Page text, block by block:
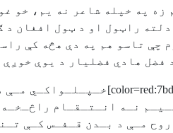
زه په خپله شاعر نه يم، خو
راټول او د ټول افغان
چې تاسو هم په دې هڅه کې
فضل هادي فضليار د يوې
نـه انـتـقـام
روح مـې د بـدن قـفـس کـې